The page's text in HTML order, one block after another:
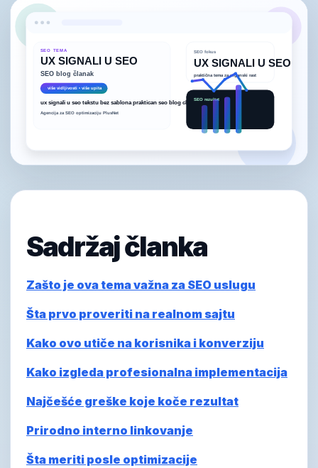
Sadržaj članka
Zašto je ova tema važna za SEO uslugu
Šta prvo proveriti na realnom sajtu
Kako ovo utiče na korisnika i konverziju
Kako izgleda profesionalna implementacija
Najčešće greške koje koče rezultat
Prirodno interno linkovanje
Šta meriti posle optimizacije